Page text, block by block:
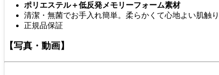
ポリエステル＋低反発メモリーフォーム素材
清潔・無菌でお手入れ簡単。柔らかくて心地よい肌触
正規品保証
【写真・動画】